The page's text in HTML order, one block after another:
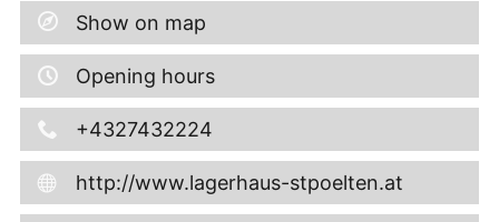
Show on map
Opening hours
+4327432224
http://www.lagerhaus-stpoelten.at